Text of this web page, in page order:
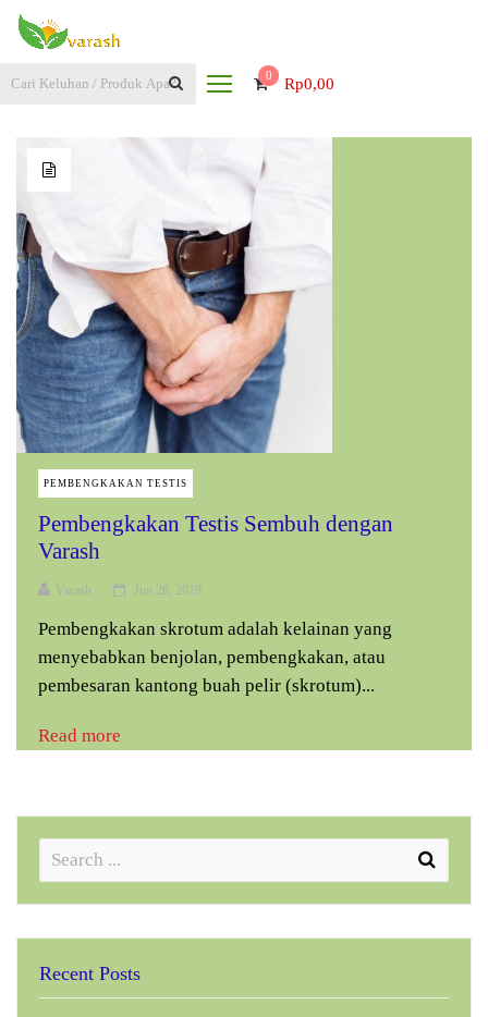
0 Rp0,00
PEMBENGKAKAN TESTIS
Pembengkakan Testis Sembuh dengan
Varash
Varash Jun 26, 2019
Pembengkakan skrotum adalah kelainan yang
menyebabkan benjolan, pembengkakan, atau
pembesaran kantong buah pelir (skrotum)...
Read more
Recent Posts